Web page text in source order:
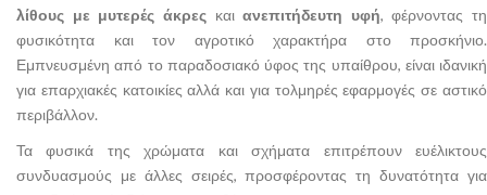
λίθους με μυτερές άκρεςκαιανεπιτήδευτη υφή, φέρνοντας τη
φυσικότητα και τον αγροτικό χαρακτήρα στο προσκήνιο.
Εμπνευσμένη από το παραδοσιακό ύφος της υπαίθρου, είναι ιδανική
για επαρχιακές κατοικίες αλλά και για τολμηρές εφαρμογές σε αστικό
περιβάλλον.
Τα φυσικά της χρώματα και σχήματα επιτρέπουν ευέλικτους
συνδυασμούς με άλλες σειρές, προσφέροντας τη δυνατότητα για